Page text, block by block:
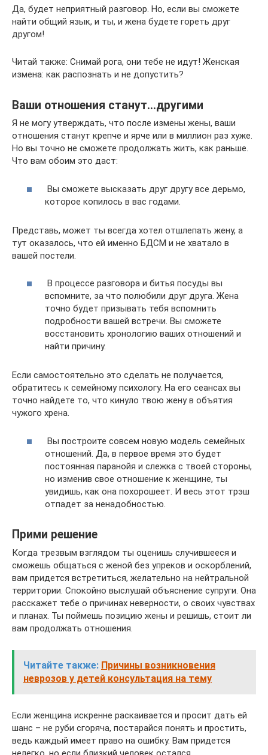
Да, будет неприятный разговор. Но, если вы сможете
найти общий язык, и ты, и жена будете гореть друг
другом!
Читай также: Снимай рога, они тебе не идут! Женская
измена: как распознать и не допустить?
Ваши отношения станут…другими
Я не могу утверждать, что после измены жены, ваши
отношения станут крепче и ярче или в миллион раз хуже.
Но вы точно не сможете продолжать жить, как раньше.
Что вам обоим это даст:
Вы сможете высказать друг другу все дерьмо,
которое копилось в вас годами.
Представь, может ты всегда хотел отшлепать жену, а
тут оказалось, что ей именно БДСМ и не хватало в
вашей постели.
В процессе разговора и битья посуды вы
вспомните, за что полюбили друг друга. Жена
точно будет призывать тебя вспомнить
подробности вашей встречи. Вы сможете
восстановить хронологию ваших отношений и
найти причину.
Если самостоятельно это сделать не получается,
обратитесь к семейному психологу. На его сеансах вы
точно найдете то, что кинуло твою жену в объятия
чужого хрена.
Вы построите совсем новую модель семейных
отношений. Да, в первое время это будет
постоянная паранойя и слежка с твоей стороны,
но изменив свое отношение к женщине, ты
увидишь, как она похорошеет. И весь этот трэш
отпадет за ненадобностью.
Прими решение
Когда трезвым взглядом ты оценишь случившееся и
сможешь общаться с женой без упреков и оскорблений,
вам придется встретиться, желательно на нейтральной
территории. Спокойно выслушай объяснение супруги. Она
расскажет тебе о причинах неверности, о своих чувствах
и планах. Ты поймешь позицию жены и решишь, стоит ли
вам продолжать отношения.
Читайте также: Причины возникновения
неврозов у детей консультация на тему
Если женщина искренне раскаивается и просит дать ей
шанс – не руби сгоряча, постарайся понять и простить,
ведь каждый имеет право на ошибку. Вам придется